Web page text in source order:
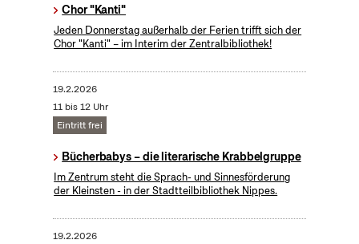
Chor "Kanti"
Jeden Donnerstag außerhalb der Ferien trifft sich der
Chor "Kanti" – im Interim der Zentralbibliothek!
19.2.2026
11 bis 12 Uhr
Eintritt frei
Bücherbabys – die literarische Krabbelgruppe
Im Zentrum steht die Sprach- und Sinnesförderung
der Kleinsten - in der Stadtteilbibliothek Nippes.
19.2.2026